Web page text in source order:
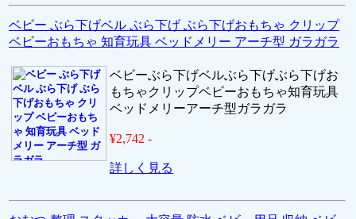
ベビー ぶら下げベル ぶら下げ ぶら下げおもちゃ クリップ
ベビーおもちゃ 知育玩具 ベッドメリー アーチ型 ガラガラ
ベビーぶら下げベルぶら下げぶら下げお
もちゃクリップベビーおもちゃ知育玩具
ベッドメリーアーチ型ガラガラ
¥2,742 -
詳しく見る